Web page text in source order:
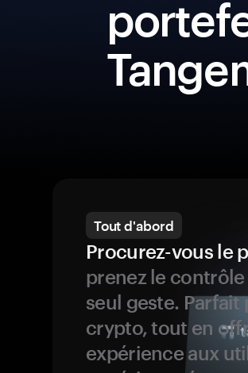
Tout d'abord
Procurez-vous le
prenez le
seul geste.
crypto, tout en
expérience aux